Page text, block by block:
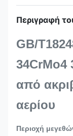
Περιγραφή
GB/
34CrMo4
από
αερίου
Περιοχή